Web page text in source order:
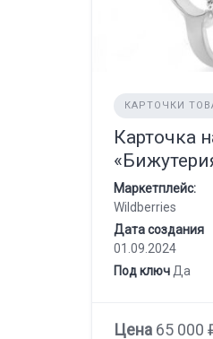
КАРТОЧКИ
Карточка
Маркетплейс:
Wildberries
Дата создания
01.09.2024
Под ключ Да
Цена 65 000